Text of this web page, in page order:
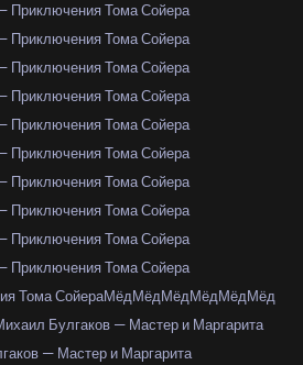
Приключения Тома Сойера
Приключения Тома Сойера
Приключения Тома Сойера
Приключения Тома Сойера
Приключения Тома Сойера
Приключения Тома Сойера
Приключения Тома Сойера
Приключения Тома Сойера
Приключения Тома Сойера
Приключения Тома Сойера
Тома СойераМёдМёдМёдМёдМёдМёд
Булгаков — Мастер и Маргарита
— Мастер и Маргарита